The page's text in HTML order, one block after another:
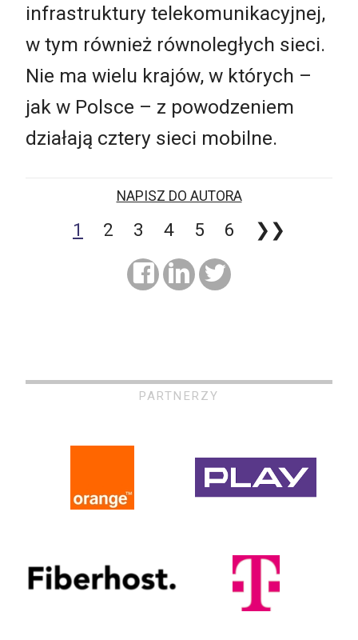
infrastruktury telekomunikacyjnej,
w tym również równoległych sieci.
Nie ma wielu krajów, w których –
jak w Polsce – z powodzeniem
działają cztery sieci mobilne.
NAPISZ DO AUTORA
1 2 3 4 5 6 ❯❯
PARTNERZY